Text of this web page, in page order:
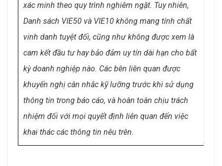
xác minh theo quy trình nghiêm ngặt. Tuy nhiên,
Danh sách VIE50 và VIE10 không mang tính chất
vinh danh tuyệt đối, cũng như không được xem là
cam kết đầu tư hay bảo đảm uy tín dài hạn cho bất
kỳ doanh nghiệp nào. Các bên liên quan được
khuyến nghị cân nhắc kỹ lưỡng trước khi sử dụng
thông tin trong báo cáo, và hoàn toàn chịu trách
nhiệm đối với mọi quyết định liên quan đến việc
khai thác các thông tin nêu trên.